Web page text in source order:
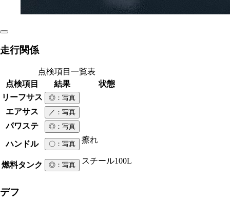
走行関係
点検項目一覧表
点検項目
結果
状態
リーフサス
◎ ：写真
エアサス ／ ：写真
パワステ ◎ ：写真
ハンドル 〇 ：写真 擦れ
燃料タンク ◎ ：写真 スチール100L
デフ